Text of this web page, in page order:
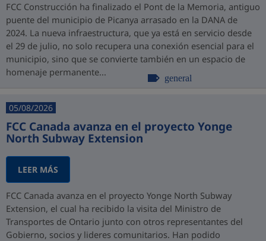
FCC Construcción ha finalizado el Pont de la Memoria, antiguo
puente del municipio de Picanya arrasado en la DANA de
2024. La nueva infraestructura, que ya está en servicio desde
el 29 de julio, no solo recupera una conexión esencial para el
municipio, sino que se convierte también en un espacio de
homenaje permanente...
general
05/08/2026
FCC Canada avanza en el proyecto Yonge
North Subway Extension
LEER MÁS
FCC Canada avanza en el proyecto Yonge North Subway
Extension, el cual ha recibido la visita del Ministro de
Transportes de Ontario junto con otros representantes del
Gobierno, socios y lideres comunitarios. Han podido